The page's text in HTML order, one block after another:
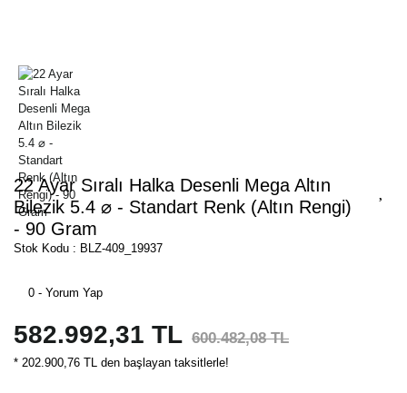
22 Ayar Sıralı Halka Desenli Mega Altın
Bilezik 5.4 ⌀ - Standart Renk (Altın Rengi)
- 90 Gram
Stok Kodu : BLZ-409_19937
0 - Yorum Yap
582.992,31 TL 600.482,08 TL
* 202.900,76 TL den başlayan taksitlerle!